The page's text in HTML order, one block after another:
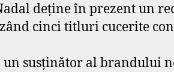
deţine în prezent un
cinci titluri cucerite
un susţinător al brandului